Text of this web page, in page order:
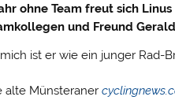
ohne Team freut sich
und Freund
ist er wie ein junger Rad-
alte Münsteraner